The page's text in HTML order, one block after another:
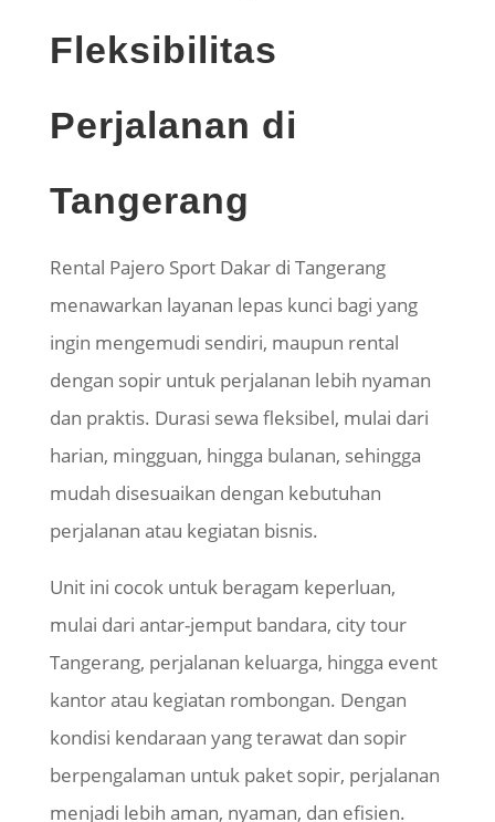
Fleksibilitas
Perjalanan di
Tangerang
Rental Pajero Sport Dakar di Tangerang
menawarkan layanan lepas kunci bagi yang
ingin mengemudi sendiri, maupun rental
dengan sopir untuk perjalanan lebih nyaman
dan praktis. Durasi sewa fleksibel, mulai dari
harian, mingguan, hingga bulanan, sehingga
mudah disesuaikan dengan kebutuhan
perjalanan atau kegiatan bisnis.
Unit ini cocok untuk beragam keperluan,
mulai dari antar-jemput bandara, citytour
Tangerang, perjalanan keluarga, hingga event
kantor atau kegiatan rombongan. Dengan
kondisi kendaraan yang terawat dan sopir
berpengalaman untuk paket sopir, perjalanan
menjadi lebih aman, nyaman, dan efisien.